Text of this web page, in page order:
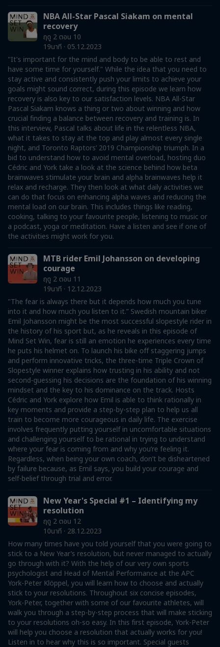
NBA All-Star Pascal Siakam on mental
recovery
ฤดู 2 ตอน 10
19นาที · 05.12.2023
"It's important for the mind and body to be able to rest and
have some time for yourself." While the idea that you need to
stay active and consistently push your limits to achieve your
goals might sound correct, during this episode we learn how
recovery is also key to our satisfaction levels. NBA All-Star
Pascal Siakam knows a thing or two about winning and how
crucial finding a balance between recovery and training is. In
this interview, Pascal talks about life in the relentless NBA,
what it takes to stay at the top and play almost every single
night, and Toronto Raptors’ 2019 Championship triumph. In a
bid to understand how to avoid mental overload, hosting duo
Cédric and York take a look at the science behind how beta
brainwaves stimulate your brain and alpha brainwaves help it
relax and recharge. They then look at what daily activities we
can do that focus on enhancing alpha waves and reducing the
mental load on our brain. This includes things like reading,
cooking, talking to your favourite people, listening to music or
a podcast, yoga or meditation. Have a listen and see if one of
the activities might work for you.
MTB rider Emil Johansson on developing
courage
ฤดู 2 ตอน 11
19นาที · 12.12.2023
"The fear is always there but it depends how much you tune
into it and how much you listen to it.” Swedish mountain biker
Emil Johansson might be the most successful slopestyle rider in
the history of his sport but, as he reveals in this episode of
Mind Set Win, fear is still an emotion he experiences every time
he puts his helmet on. To launch his bike off staggering jumps
and perform innovative tricks, the three-time Triple Crown of
Slopestyle winner explains how trusting in his ability and not
second-guessing his decisions are the foundation of his winning
mindset and the key to his dominance on the track. Hosts
Cédric and York explore how Emil is able to think rationally in
key moments and provide a step-by-step plan to help us all
train to become more courageous in daily life. The exercise
involves frequently putting yourself in uncomfortable situations
and challenging yourself to be rational in trying to understand
where your fear is coming from and why you’re feeling it.
Regardless, when being your own coach, don’t be disheartened
by failure because, as Emil says, you build your courage and
self-belief through trial and error.
New Year's Special #1 – Identifying my
resolution
ฤดู 2 ตอน 12
10นาที · 28.12.2023
How many times have you told yourself that you were going to
stick to a New Year’s resolution, but never managed to actually
go through with it? With the help of our very own sports
psychologist and Head of Mental Performance at the APC
York-Peter Klöppel, you will learn how to choose and actually
stick to your resolutions. Throughout six concise episodes,
York-Peter, together with some of our favourite athletes, will
walk you through a step-by-step process that will make sticking
to your resolutions oh-so easy. In this first episode, York-Peter
will help you choose a resolution that actually works for you!
Listen in to hear why this is so important. Special guests